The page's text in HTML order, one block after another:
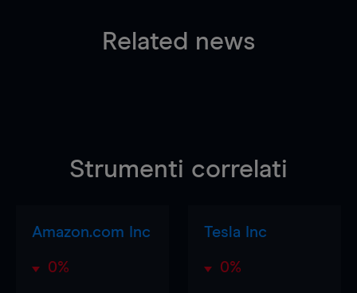
Related news
Strumenti correlati
Amazon.com Inc
0%
Tesla Inc
0%